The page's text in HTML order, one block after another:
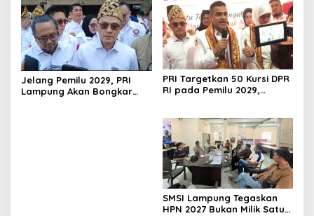
Jelang Pemilu 2029, PRI
Lampung Akan Bongkar
PRI Targetkan 50 Kursi DPR
RI pada Pemilu 2029,
SMSI Lampung Tegaskan
HPN 2027 Bukan Milik Satu